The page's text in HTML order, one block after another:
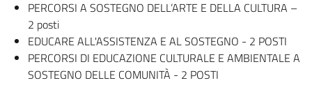
PERCORSI A SOSTEGNO DELL’ARTE E DELLA CULTURA –
2 posti
EDUCARE ALL'ASSISTENZA E AL SOSTEGNO - 2 POSTI
PERCORSI DI EDUCAZIONE CULTURALE E AMBIENTALE A
SOSTEGNO DELLE COMUNITÀ - 2 POSTI